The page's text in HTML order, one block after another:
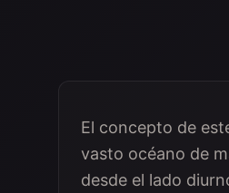
El concepto de
vasto océano de
desde el lado